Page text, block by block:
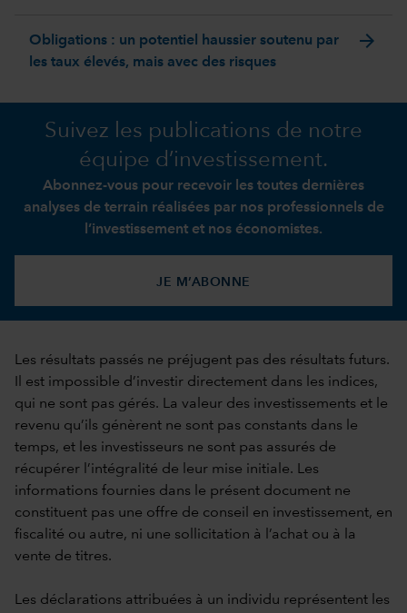
Obligations : un potentiel haussier soutenu par
les taux élevés, mais avec des risques
arrow_forward
Suivez les publications de notre
équipe d’investissement.
Abonnez-vous pour recevoir les toutes dernières
analyses de terrain réalisées par nos professionnels de
l’investissement et nos économistes.
JE M’ABONNE
Les résultats passés ne préjugent pas des résultats futurs.
Il est impossible d’investir directement dans les indices,
qui ne sont pas gérés. La valeur des investissements et le
revenu qu’ils génèrent ne sont pas constants dans le
temps, et les investisseurs ne sont pas assurés de
récupérer l’intégralité de leur mise initiale. Les
informations fournies dans le présent document ne
constituent pas une offre de conseil en investissement, en
fiscalité ou autre, ni une sollicitation à l’achat ou à la
vente de titres.
Les déclarations attribuées à un individu représentent les